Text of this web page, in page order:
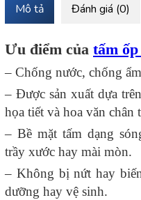
Mô tả Đánh giá (0)
Ưu điểm của tấm
– Chống nước, chống
– Được sản xuất dựa
họa tiết và hoa văn chân
– Bề mặt tấm dạng
trầy xước hay mài mòn.
– Không bị nứt hay
dưỡng hay vệ sinh.